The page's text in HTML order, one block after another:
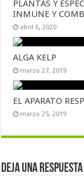
PLANTAS Y
INMUNE Y
abril 6, 2020
ALGA KELP
marzo 27, 2019
EL APARATO
marzo 25, 2019
Deja una respuesta